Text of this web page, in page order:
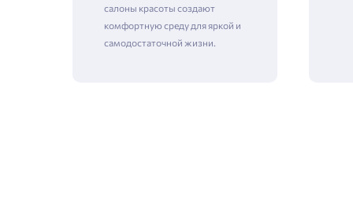
салоны красоты создают
комфортную среду для яркой и
самодостаточной жизни.